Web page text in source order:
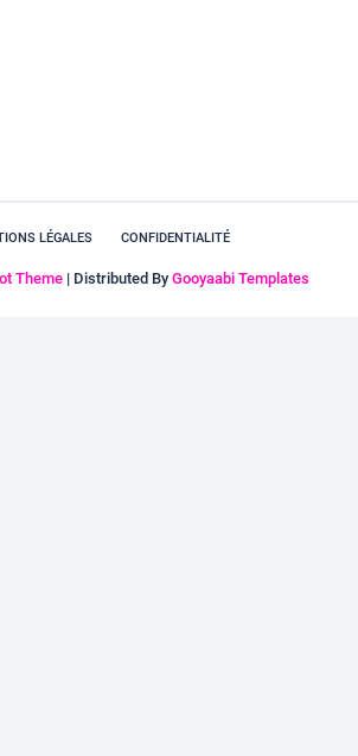
LÉGALES CONFIDENTIALITÉ
Theme | Distributed By Gooyaabi Templates